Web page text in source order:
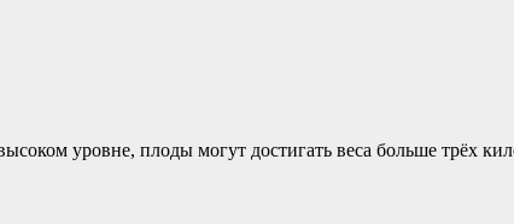
уровне, плоды могут достигать веса больше трёх